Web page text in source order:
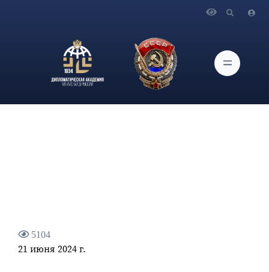
С.В.Лаврова в заседании СМИД ОДКБ
5104
21 июня 2024 г.